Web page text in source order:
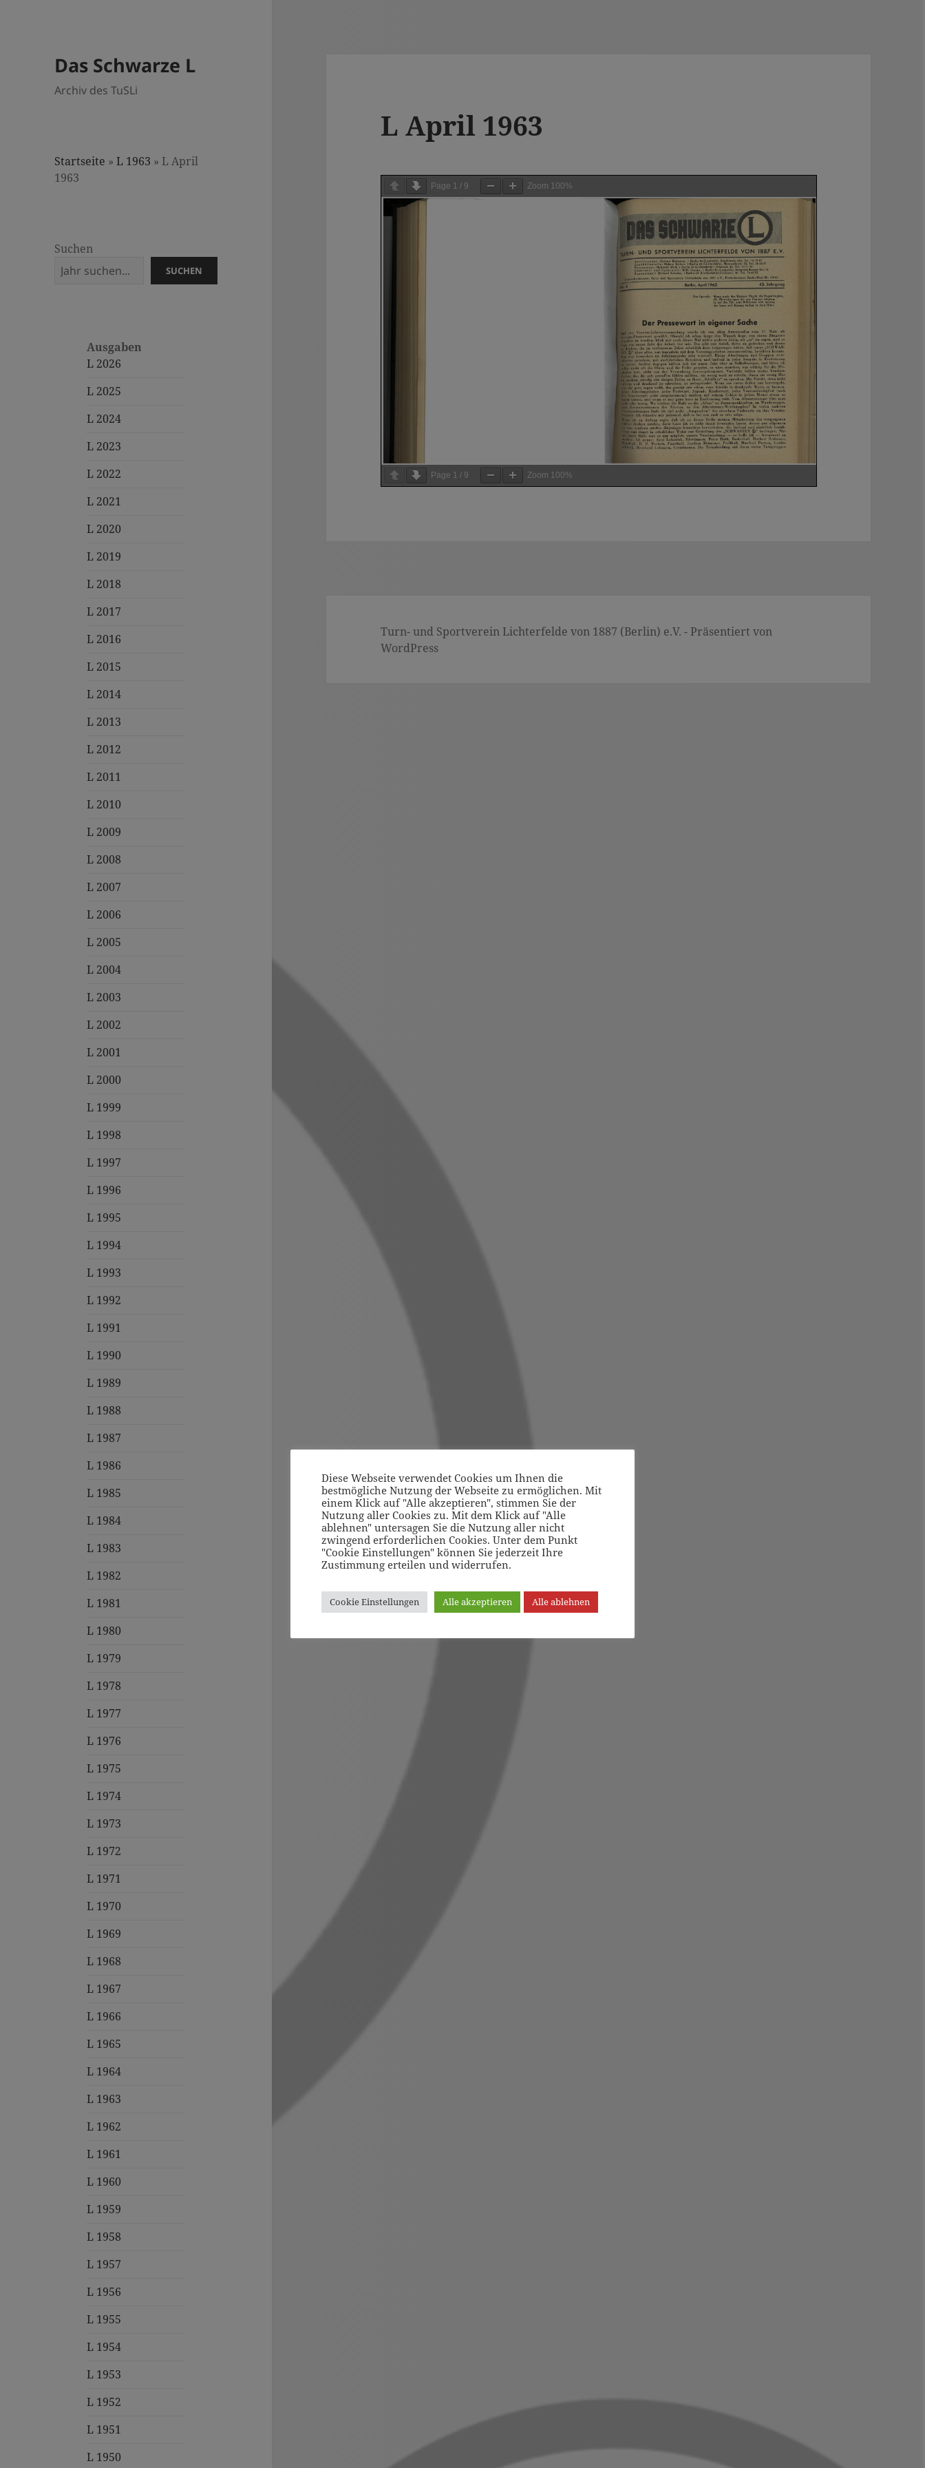
Das Schwarze L
Archiv des TuSLi
Startseite »L 1963 » L April
1963
Suchen
SUCHEN
Ausgaben
L 2026
L 2025
L 2024
L 2023
L 2022
L 2021
L 2020
L 2019
L 2018
L 2017
L 2016
L 2015
L 2014
L 2013
L 2012
L 2011
L 2010
L 2009
L 2008
L 2007
L 2006
L 2005
L 2004
L 2003
L 2002
L 2001
L 2000
L 1999
L 1998
L 1997
L 1996
L 1995
L 1994
L 1993
L 1992
L 1991
L 1990
L 1989
L 1988
L 1987
L 1986
L 1985
L 1984
L 1983
L 1982
L 1981
L 1980
L 1979
L 1978
L 1977
L 1976
L 1975
L 1974
L 1973
L 1972
L 1971
L 1970
L 1969
L 1968
L 1967
L 1966
L 1965
L 1964
L 1963
L 1962
L 1961
L 1960
L 1959
L 1958
L 1957
L 1956
L 1955
L 1954
L 1953
L 1952
L 1951
L 1950
L April 1963
Page 1 / 9 Zoom 100%
Page 1 / 9 Zoom 100%
Turn- und Sportverein Lichterfelde von 1887 (Berlin) e.V. - Präsentiert von
WordPress
Diese Webseite verwendet Cookies um Ihnen die
bestmögliche Nutzung der Webseite zu ermöglichen. Mit
einem Klick auf "Alle akzeptieren", stimmen Sie der
Nutzung aller Cookies zu. Mit dem Klick auf "Alle
ablehnen" untersagen Sie die Nutzung aller nicht
zwingend erforderlichen Cookies. Unter dem Punkt
"Cookie Einstellungen" können Sie jederzeit Ihre
Zustimmung erteilen und widerrufen.
Cookie Einstellungen Alle akzeptieren Alle ablehnen